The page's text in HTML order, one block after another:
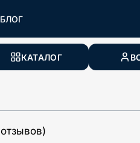
БЛОГ
КАТАЛОГ
отзывов)